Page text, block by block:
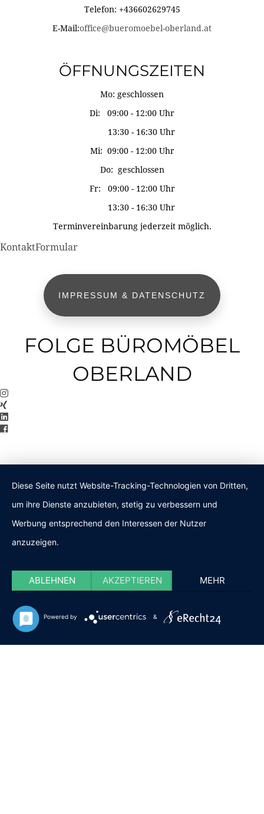
Telefon: +436602629745
E-Mail:office@bueromoebel-oberland.at
ÖFFNUNGSZEITEN
Mo: geschlossen
Di: 09:00 - 12:00 Uhr
13:30 - 16:30 Uhr
Mi: 09:00 - 12:00 Uhr
Do: geschlossen
Fr: 09:00 - 12:00 Uhr
13:30 - 16:30 Uhr
Terminvereinbarung jederzeit möglich.
KontaktFormular
IMPRESSUM & DATENSCHUTZ
FOLGE BÜROMÖBEL
OBERLAND
Diese Seite nutzt Website-Tracking-Technologien von Dritten,
um ihre Dienste anzubieten, stetig zu verbessern und
Werbung entsprechend den Interessen der Nutzer
anzuzeigen.
ABLEHNEN AKZEPTIEREN MEHR
Powered by &